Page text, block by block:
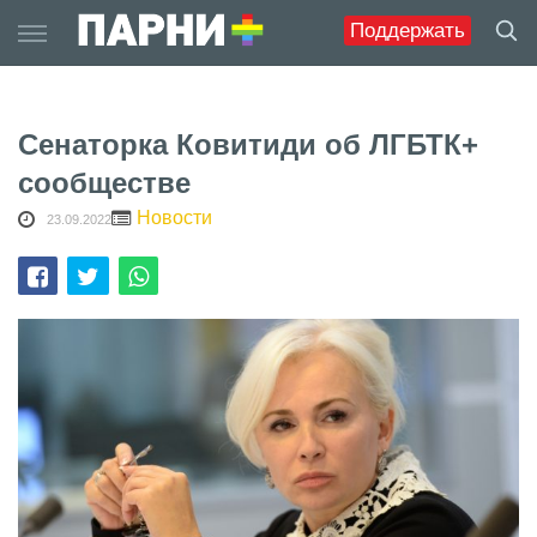
Поддержать
to
content
Сенаторка Ковитиди об ЛГБТК+
сообществе
23.09.2022 Новости